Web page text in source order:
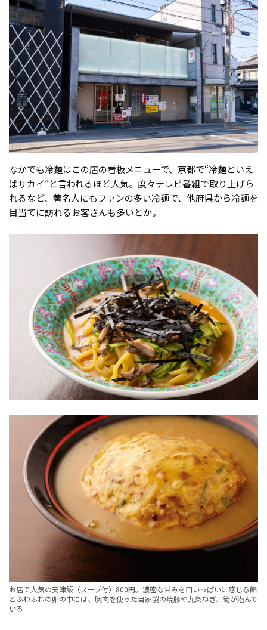
なかでも冷麺はこの店の看板メニューで、京都で“冷麺といえ
ばサカイ”と言われるほど人気。度々テレビ番組で取り上げら
れるなど、著名人にもファンの多い冷麺で、他府県から冷麺を
目当てに訪れるお客さんも多いとか。
お店で人気の天津飯（スープ付）800円。濃密な甘みを口いっぱいに感じる餡
とふわふわの卵の中には、腕肉を使った自家製の焼豚や九条ねぎ、筍が潜んで
いる